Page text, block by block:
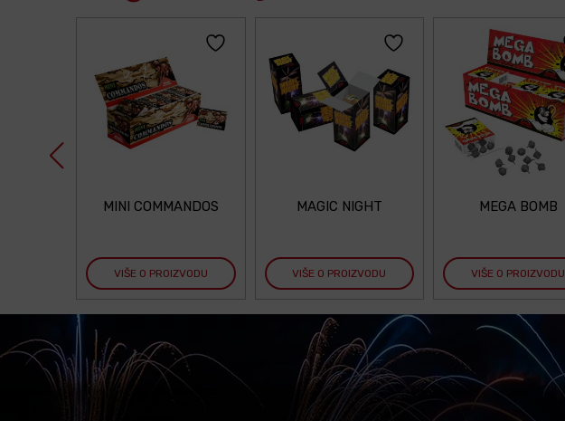
MINI COMMANDOS
VIŠE O PROIZVODU
MAGIC NIGHT
VIŠE O PROIZVODU
MEGA BOMB
VIŠE O PROIZVODU